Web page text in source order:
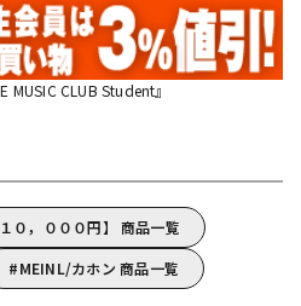
MUSIC CLUB Student』
０，０００円】 商品一覧
MEINL/カホン 商品一覧